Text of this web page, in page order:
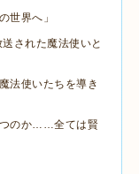
世界へ」
された魔法使いと
法使いたちを導き
つのか……全ては賢